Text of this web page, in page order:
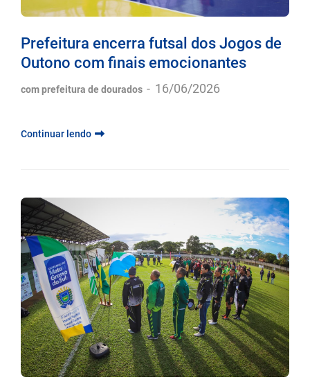
Prefeitura encerra futsal dos Jogos de
Outono com finais emocionantes
com prefeitura de dourados - 16/06/2026
Continuar lendo